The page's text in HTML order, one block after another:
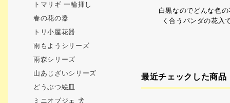
白黒なのでどんな色
く合うパンダの花入
最近チェックした商品
トマリギ 一輪挿し
春の花の器
トリ小屋花器
雨もようシリーズ
雨森シリーズ
山あじざいシリーズ
どうぶつ絵皿
ミニオブジェ 犬